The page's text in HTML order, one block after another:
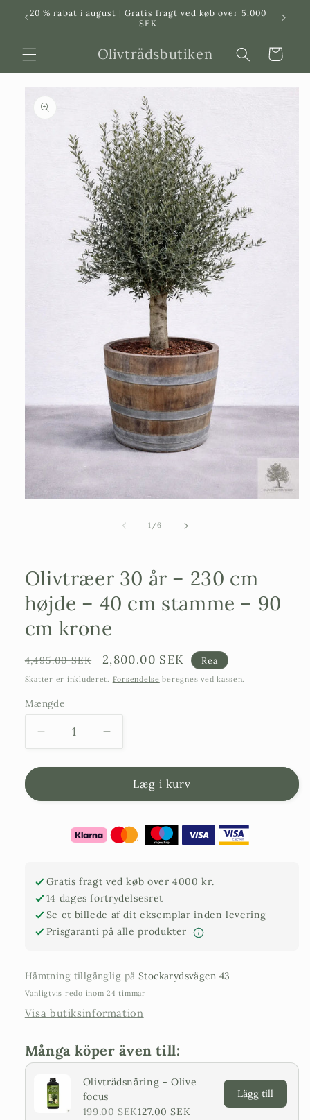
Svenska Dansk
20 % rabat i august | Gratis fragt ved køb over 5.000
SEK
Olivträdsbutiken Indkøbskurv
1 /af
6
Olivtræer 30 år – 230 cm
højde – 40 cm stamme – 90
cm krone
Ordinarie
pris
4,495.00 SEK Försäljningspris
2,800.00 SEK Rea
Skatter er inkluderet. Forsendelse beregnes ved kassen.
Mængde
Reducer
antallet
af
30
højde
40
cm
stamme
cm
krone
Forøg
antallet
af
oliventræer:
30
–
230
højde
40
cm
stamme
cm
krone
Læg i kurv
Gratis fragt ved køb over 4000 kr.
14 dages fortrydelsesret
Se et billede af dit eksemplar inden levering
Prisgaranti på alle produkter
Hämtning tillgänglig på Stockarydsvägen 43
Vanligtvis redo inom 24 timmar
Visa butiksinformation
Många köper även till:
Olivträdsnäring - Olive
focus
199.00 SEK127.00 SEK
Lägg till